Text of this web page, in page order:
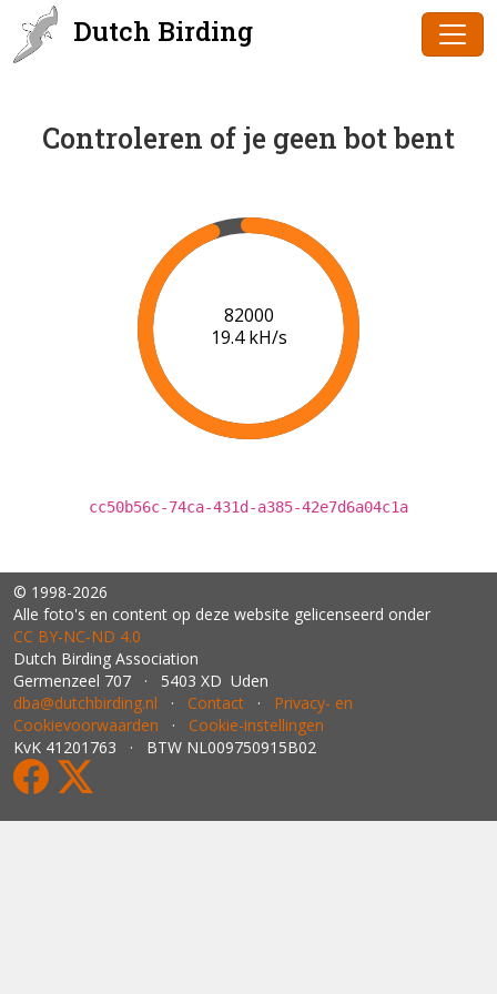
Dutch Birding
Controleren of je geen bot bent
84000
19.5 kH/s
cc50b56c-74ca-431d-a385-42e7d6a04c1a
© 1998-2026
Alle foto's en content op deze website gelicenseerd onder
CC BY‑NC‑ND 4.0
Dutch Birding Association
Germenzeel 707 · 5403 XD Uden
dba@dutchbirding.nl · Contact · Privacy- en
Cookievoorwaarden · Cookie-instellingen
KvK 41201763 · BTW NL009750915B02